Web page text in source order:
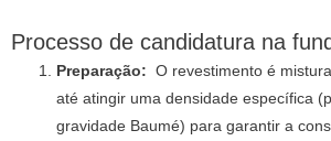
Processo de candidatura na
Preparação: O revestimento é
até atingir uma densidade específica
gravidade Baumé) para garantir a